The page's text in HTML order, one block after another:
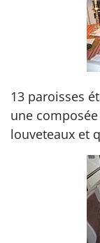
13 paroisses
une
louveteaux et